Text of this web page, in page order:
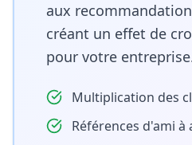
aux
créant un effet de
pour votre
Multiplication des
Références d'ami à